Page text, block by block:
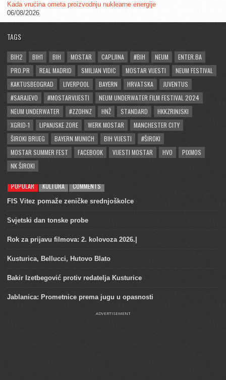
Kada vrućina ometa proizvodnju nuklearne energije
06/08/2026
TAGS
BIH2 BIH1 BIH MOSTAR CAPLJINA #BIH NEUM
ENTER.BA
PRO.PR
REAL MADRID SMILJAN VIDIC MOSTAR VIJESTI
NEUM FESTIVAL
KAKTUSBEOGRAD
LIVERPOOL BAYERN HRVATSKA
JUVENTUS
#SARAJEVO
#MOSTARVIJESTI
NEUM UNDERWATER FILM FESTIVAL 2024
NEUM UNDERWATER
#ZZOHNZ HNŽ STANDARD
HKKZRINJSKI
XGRID-1
LIPANJSKE ZORE WERK MOSTAR
MANCHESTER CITY
ŠIROKI BRIJEG
BAYERN MUNICH BIH VIJESTI
#ŠIROKI
MOSTAR SUMMER FEST
FACEBOOK VIJESTI MOSTAR HVO
PIXMOS
NK ŠIROKI
POPULAR KULTURA COMMENTS
FIS Vitez pomaže zeničke srednjoškolce
Svjetski dan tonske probe
Rok za prijavu filmova: 2. kolovoza 2026.|
Kusturica, Bellucci, Hutovo Blato
Bakir Izetbegović protiv redatelja Kusturice
Jablanica: Prometnice prema jugu u opasnosti
ADVERTISEMENT